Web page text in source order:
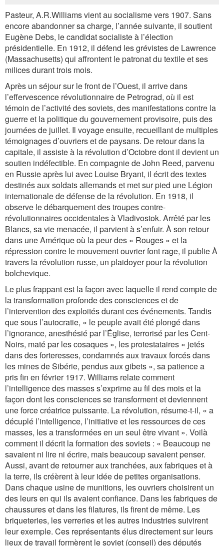
Pasteur, A.R.Williams vient au socialisme vers 1907. Sans
encore abandonner sa charge, l’année suivante, il soutient
Eugène Debs, le candidat socialiste à l’élection
présidentielle. En 1912, il défend les grévistes de Lawrence
(Massachusetts) qui affrontent le patronat du textile et ses
milices durant trois mois.
Après un séjour sur le front de l’Ouest, il arrive dans
l’effervescence révolutionnaire de Petrograd, où il est
témoin de l’activité des soviets, des manifestations contre la
guerre et la politique du gouvernement provisoire, puis des
journées de juillet. Il voyage ensuite, recueillant de multiples
témoignages d’ouvriers et de paysans. De retour dans la
capitale, il assiste à la révolution d’Octobre dont il devient un
soutien indéfectible. En compagnie de John Reed, parvenu
en Russie après lui avec Louise Bryant, il écrit des textes
destinés aux soldats allemands et met sur pied une Légion
internationale de défense de la révolution. En 1918, il
observe le débarquement des troupes contre-
révolutionnaires occidentales à Vladivostok. Arrêté par les
Blancs, sa vie menacée, il parvient à s’enfuir. À son retour
dans une Amérique où la peur des « Rouges » et la
répression contre le mouvement ouvrier font rage, il publieÀ
travers la révolution russe, un plaidoyer pour la révolution
bolchevique.
Le plus frappant est la façon avec laquelle il rend compte de
la transformation profonde des consciences et de
l’intervention des exploités durant ces événements. Tandis
que sous l’autocratie, « le peuple avait été plongé dans
l’ignorance, anesthésié par l’Église, terrorisé par les Cent-
Noirs, maté par les cosaques », les protestataires « jetés
dans des forteresses, condamnés aux travaux forcés dans
les mines de Sibérie, pendus aux gibets », sa patience a
pris fin en février 1917. Williams relate comment
l’intelligence des masses s’exprime au fil des mois et la
façon dont les consciences se transforment et deviennent
une force créatrice puissante. La révolution, résume-t-il, « a
décuplé l’intelligence, l’initiative et les ressources de ces
masses, les a transformées en un seul être vivant ». Voilà
comment il décrit la formation des soviets : « Beaucoup ne
savaient ni lire ni écrire, mais beaucoup savaient penser.
Aussi, avant de retourner aux tranchées, aux fabriques et à
la terre, ils créèrent à leur idée de petites organisations.
Dans chaque usine de munitions, les ouvriers choisirent un
des leurs en qui ils avaient confiance. Dans les fabriques de
chaussures et dans les filatures, ils firent de même. Les
briqueteries, les verreries et les autres industries suivirent
leur exemple. Ces représentants élus directement sur leurs
lieux de travail formèrent le soviet (conseil) des députés